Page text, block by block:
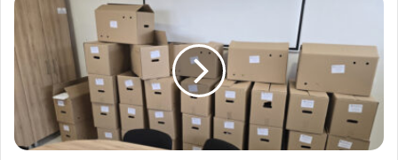
završen
pomoći
socijalno
ugroženim
osobama
općini